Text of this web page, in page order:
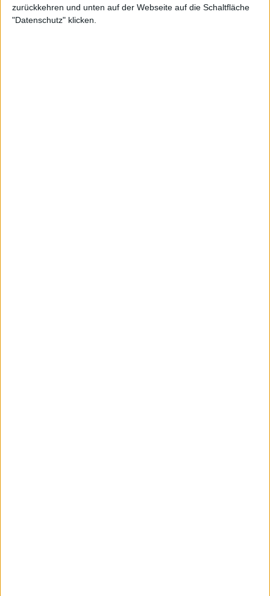
zurückkehren und unten auf der Webseite auf die Schaltfläche
"Datenschutz" klicken.
Interessante Alben finden